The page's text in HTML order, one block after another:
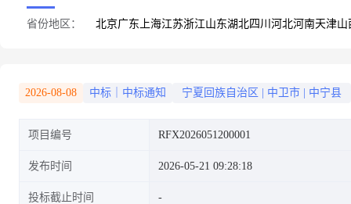
省份地区： 北京广东 上海江苏浙江山东湖北四川 河北河南天津山
2026-08-08 中标｜中标通知 宁夏回族自治区 中卫市 中宁县
项目编号 RFX2026051200001
发布时间 2026-05-21 09:28:18
投标截止时间